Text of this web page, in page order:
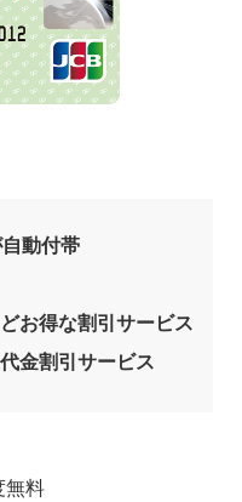
動付帯
お得な割引サービス
金割引サービス
無料